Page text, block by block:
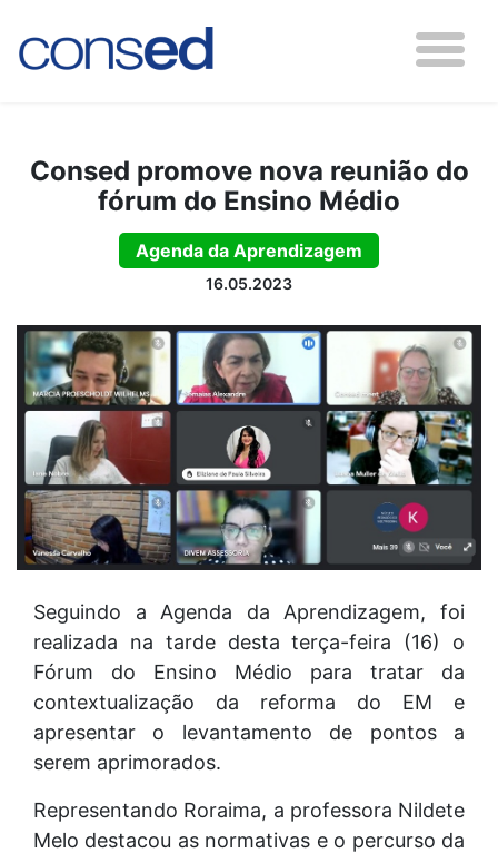
Consed promove nova reunião do
fórum do Ensino Médio
Agenda da Aprendizagem
16.05.2023
Seguindo a Agenda da Aprendizagem, foi
realizada na tarde desta terça-feira (16) o
Fórum do Ensino Médio para tratar da
contextualização da reforma do EM e
apresentar o levantamento de pontos a
serem aprimorados.
Representando Roraima, a professora Nildete
Melo destacou as normativas e o percurso da